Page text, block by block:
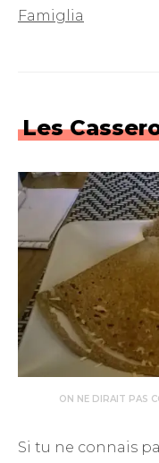
Famiglia
Les
ON NE DIRAIT PAS
Si tu ne connais